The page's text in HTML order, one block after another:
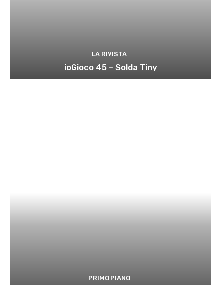
LA RIVISTA
ioGioco 45 – Solda Tiny
PRIMO PIANO